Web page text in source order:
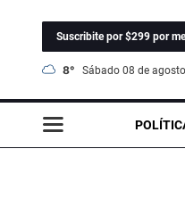
Suscribite por $299 por
8° sábado 08 de